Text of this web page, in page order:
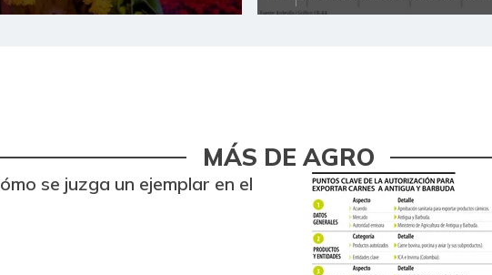
Bocachico importado
Bola de brazo de res
Bola de pierna de res
Bota de res
MÁS DE AGRO
se juzga un ejemplar en el